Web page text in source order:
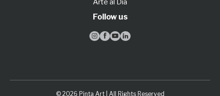
Follow us
   
© 2026 Pinta Art | All Rights Reserved